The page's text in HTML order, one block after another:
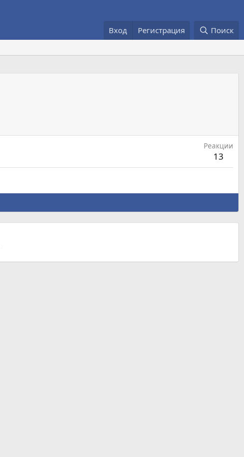
Вход Регистрация Поиск
Реакции
13